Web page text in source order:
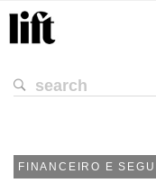
FINANCEIRO E